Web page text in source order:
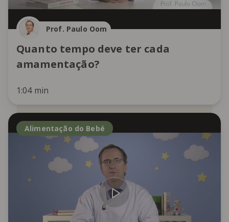
Prof. Paulo Oom
Quanto tempo deve ter cada
amamentação?
1:04 min
Alimentação do Bebé